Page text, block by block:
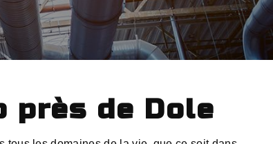
près de Dole